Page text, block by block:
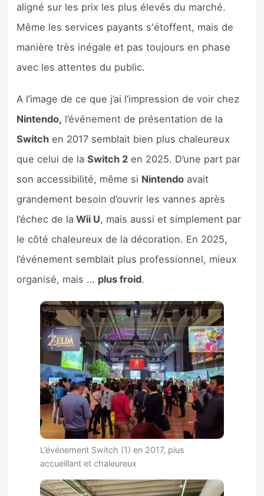
aligné sur les prix les plus élevés du marché.
Même les services payants s'étoffent, mais de
manière très inégale et pas toujours en phase
avec les attentes du public.
A l’image de ce que j’ai l’impression de voir chez
Nintendo, l’événement de présentation de la
Switch en 2017 semblait bien plus chaleureux
que celui de laSwitch 2 en 2025. D’une part par
son accessibilité, même si Nintendo avait
grandement besoin d’ouvrir les vannes après
l’échec de la Wii U, mais aussi et simplement par
le côté chaleureux de la décoration. En 2025,
l’événement semblait plus professionnel, mieux
organisé, mais … plus froid.
L’événement Switch (1) en 2017, plus
accueillant et chaleureux